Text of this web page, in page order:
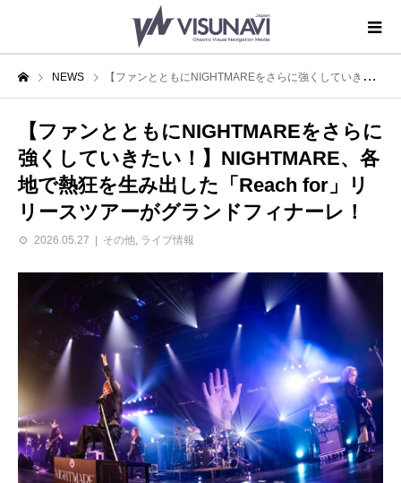
NEWS 【ファンとともにNIGHTMAREをさらに強くしていきたい！】NIGHTMARE、各地で熱狂を生み出した「Reach for」リリースツアーがグランドフィナーレ！
【ファンとともにNIGHTMAREをさらに
強くしていきたい！】NIGHTMARE、各
地で熱狂を生み出した「Reach for」リ
リースツアーがグランドフィナーレ！
2026.05.27 その他 ライブ情報